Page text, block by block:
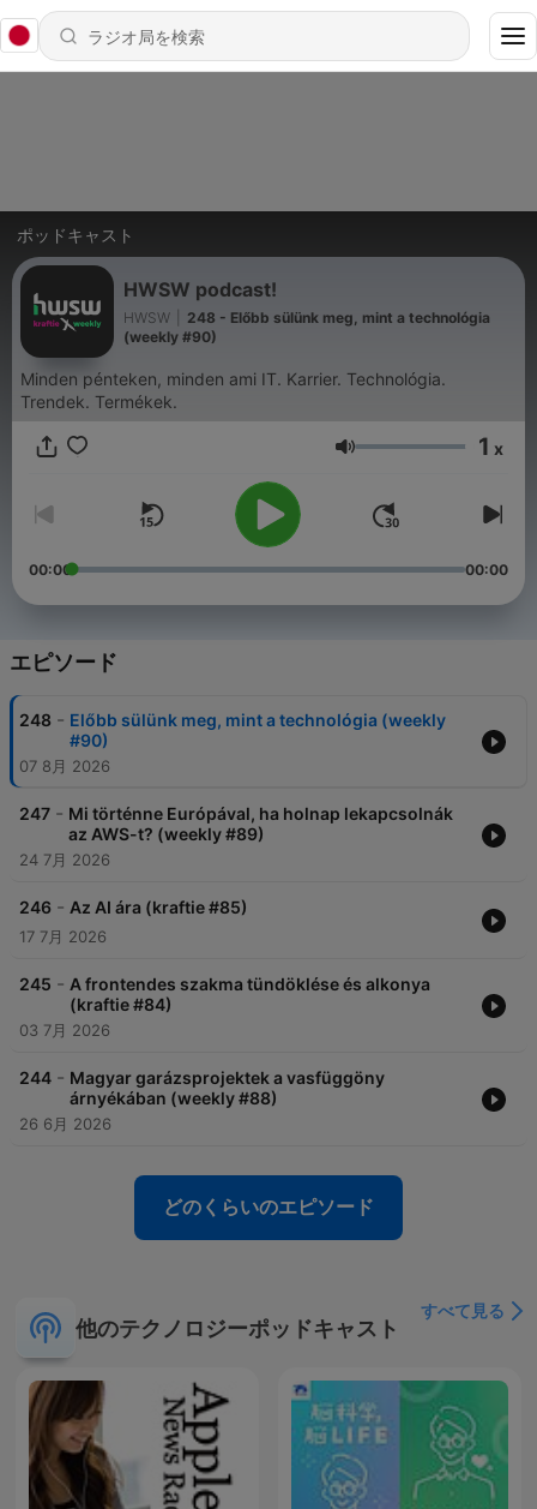
ポッドキャスト
HWSW podcast!
HWSW
248 - Előbb sülünk meg, mint a technológia
(weekly #90)
Minden pénteken, minden ami IT. Karrier. Technológia.
Trendek. Termékek.
音量 1 x
00:00 00:00
エピソード
248 - Előbb sülünk meg, mint a technológia (weekly
#90)
07 8月 2026
247 - Mi történne Európával, ha holnap lekapcsolnák
az AWS-t? (weekly #89)
24 7月 2026
246 - Az AI ára (kraftie #85)
17 7月 2026
245 - A frontendes szakma tündöklése és alkonya
(kraftie #84)
03 7月 2026
244 - Magyar garázsprojektek a vasfüggöny
árnyékában (weekly #88)
26 6月 2026
どのくらいのエピソード
他のテクノロジーポッドキャスト
すべて見る